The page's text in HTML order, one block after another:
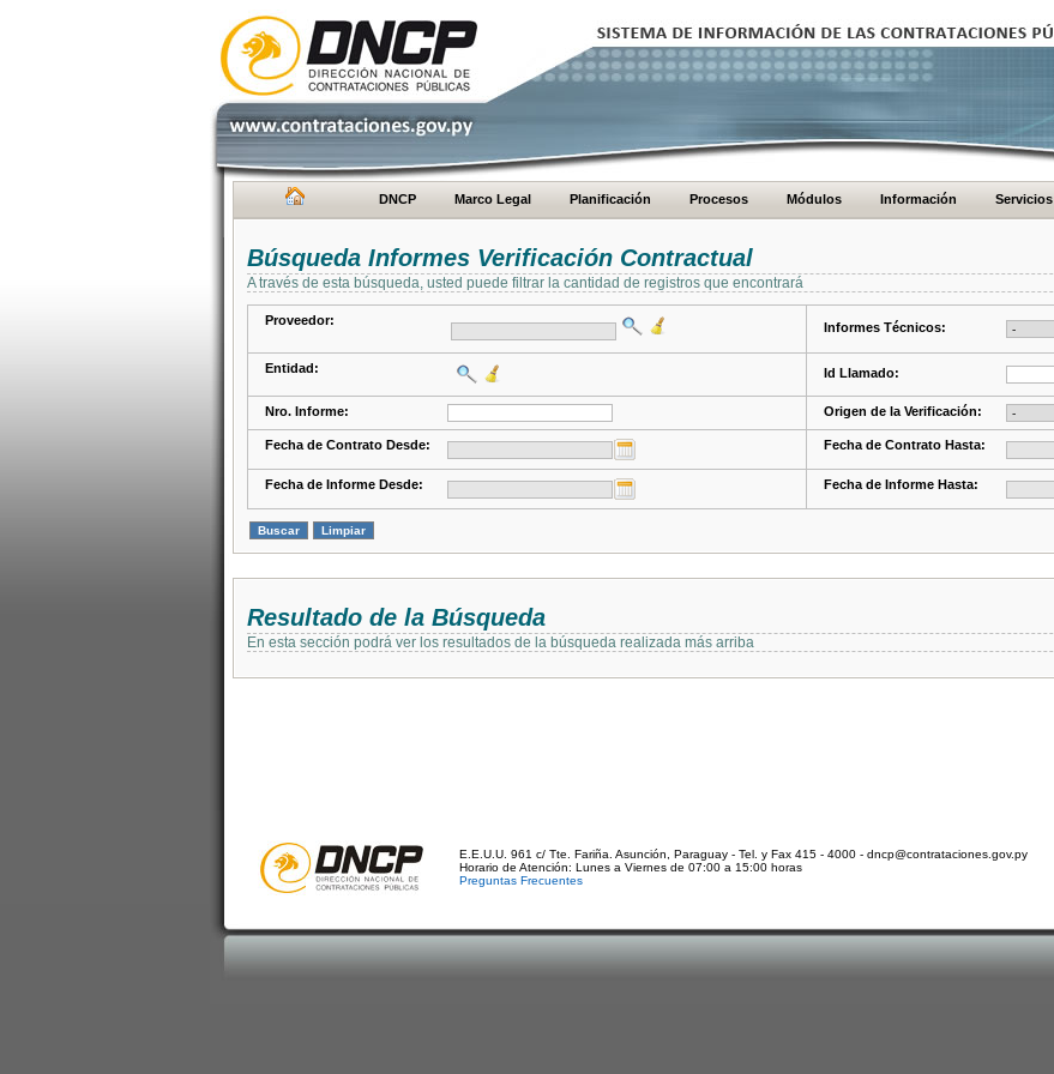
DNCP Marco Legal Planificación Procesos Módulos Información Servicios
Búsqueda Informes Verificación Contractual
A través de esta búsqueda, usted puede filtrar la cantidad de registros que encontrará
Proveedor: Informes Técnicos:
Entidad: Id Llamado:
Nro. Informe: Origen de la Verificación:
Fecha de Contrato Desde: Fecha de Contrato Hasta:
Fecha de Informe Desde: Fecha de Informe Hasta:
Resultado de la Búsqueda
En esta sección podrá ver los resultados de la búsqueda realizada más arriba
E.E.U.U. 961 c/ Tte. Fariña. Asunción, Paraguay - Tel. y Fax 415 - 4000 - dncp@contrataciones.gov.py
Horario de Atención: Lunes a Viernes de 07:00 a 15:00 horas
Preguntas Frecuentes